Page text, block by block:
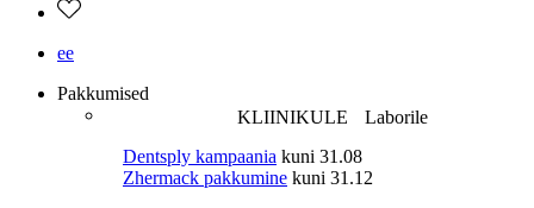
ee
Pakkumised
KLIINIKULE
Laborile
Dentsply kampaania kuni 31.08
Zhermack pakkumine kuni 31.12